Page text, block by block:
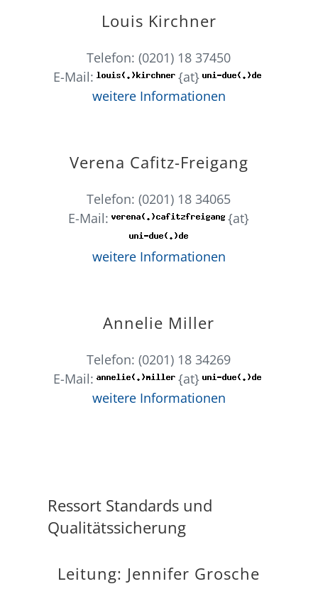
Louis Kirchner
Telefon: (0201) 18 37450
E-Mail:
{at}
weitere Informationen
Verena Cafitz-Freigang
Telefon: (0201) 18 34065
E-Mail:
{at}
weitere Informationen
Annelie Miller
Telefon: (0201) 18 34269
E-Mail:
{at}
weitere Informationen
Ressort Standards und
Qualitätssicherung
Leitung: Jennifer Grosche